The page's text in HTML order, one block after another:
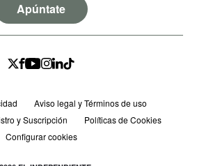
Apúntate
Aviso legal y Términos de uso
y Suscripción
Políticas de Cookies
Configurar cookies